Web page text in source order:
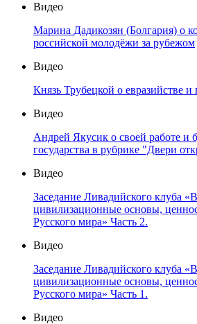
Видео
Марина Дадикозян (Болгария) о
российской молодёжи за рубежом
Видео
Князь Трубецкой о евразийстве и
Видео
Андрей Якусик о своей работе и
государства в рубрике "Двери
Видео
Заседание Ливадийского клуба
цивилизационные основы,
Русского мира» Часть 2.
Видео
Заседание Ливадийского клуба
цивилизационные основы,
Русского мира» Часть 1.
Видео